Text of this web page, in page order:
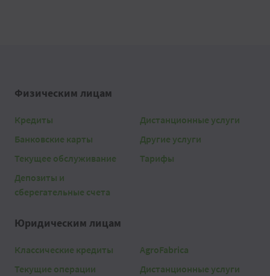
Физическим лицам
Кредиты
Банковские карты
Текущее обслуживание
Депозиты и
сберегательные счета
Дистанционные услуги
Другие услуги
Тарифы
Юридическим лицам
Классические кредиты
Текущие операции
AgroFabrica
Дистанционные услуги